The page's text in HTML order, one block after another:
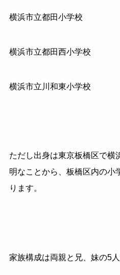
横浜市立都田小学校
横浜市立都田西小学校
横浜市立川和東小学校
ただし出身は東京板橋区で横
明なことから、板橋区内の小
ります。
家族構成は両親と兄、妹の5人